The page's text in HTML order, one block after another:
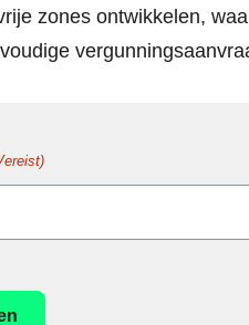
zones ontwikkelen,